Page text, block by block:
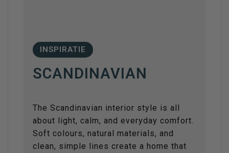
INSPIRATIE
SCANDINAVIAN
The Scandinavian interior style is all
about light, calm, and everyday comfort.
Soft colours, natural materials, and
clean, simple lines create a home that